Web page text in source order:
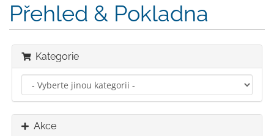
Přehled & Pokladna
Kategorie
Akce